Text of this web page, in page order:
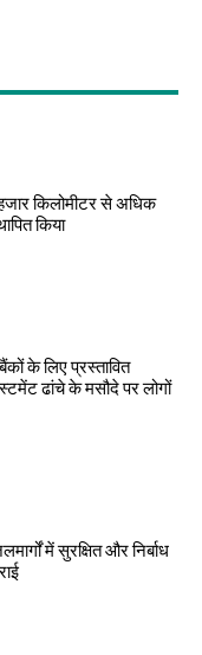
किलोमीटर से अधिक
किया
के लिए प्रस्तावित
ढांचे के मसौदे पर लोगों
में सुरक्षित और निर्बाध